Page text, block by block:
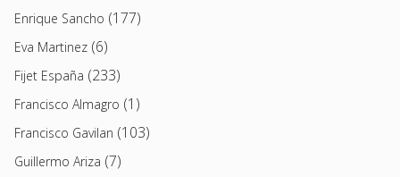
Enrique Sancho (177)
Eva Martinez (6)
Fijet España (233)
Francisco Almagro (1)
Francisco Gavilan (103)
Guillermo Ariza (7)